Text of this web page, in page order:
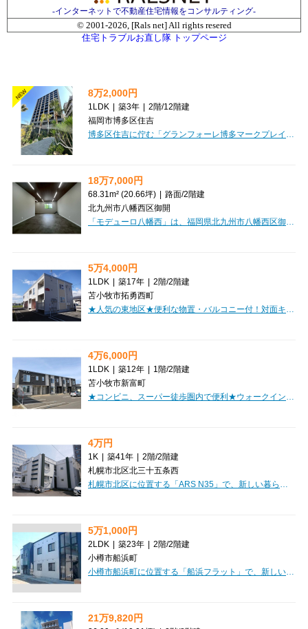
-インターネットで不動産住宅情報をコンサルティング-
© 2001-2026, [Rals net] All rights resered
住宅トラブルお直し隊 トップページ
NEW 8万2,000円
1LDK | 築3年 | 2階/12階建
福岡市博多区住吉
18万7,000円
68.31m² (20.66坪) | 路面/2階建
北九州市八幡西区御開
5万4,000円
1LDK | 築17年 | 2階/2階建
苫小牧市拓勇西町
4万6,000円
1LDK | 築12年 | 1階/2階建
苫小牧市新富町
4万円
1K | 築41年 | 2階/2階建
札幌市北区北三十五条西
5万1,000円
2LDK | 築23年 | 2階/2階建
小樽市船浜町
21万9,820円